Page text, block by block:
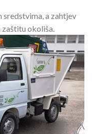
sredstvima, a zahtjev
okoliša.